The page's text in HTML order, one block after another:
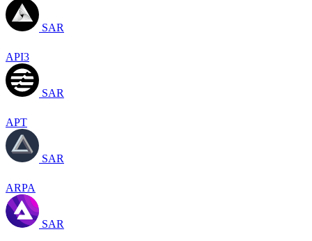
SAR
API3
SAR
APT
SAR
ARPA
SAR